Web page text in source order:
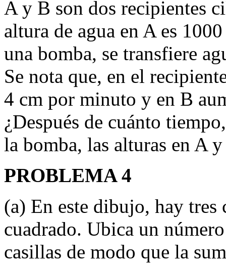
A y B son dos recipientes
altura de agua en A es
una bomba, se transfiere
Se nota que, en el
4 cm por minuto y en B
¿Después de cuánto
la bomba, las alturas en A
PROBLEMA 4
(a) En este dibujo, hay tres
cuadrado. Ubica un
casillas de modo que la